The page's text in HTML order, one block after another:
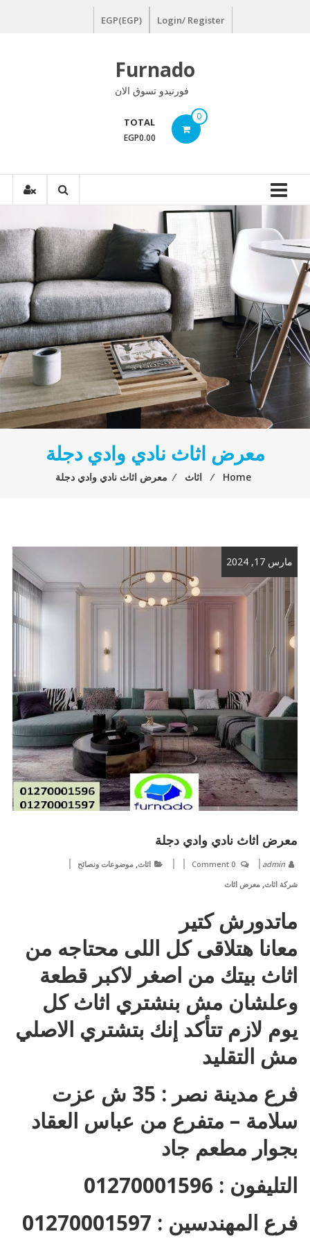
Login/ Register
EGP(EGP)
Furnado
فورنيدو تسوق الان
0
TOTAL
EGP0.00
معرض اثاث نادي وادي دجلة
Home
⁄ اثاث ⁄ معرض اثاث نادي وادي دجلة
مارس 17, 2024
معرض اثاث نادي وادي دجلة
admin
0 Comment اثاث, موضوعات ونصائح
شركة اثاث, معرض اثاث
ماتدورش كتير
معانا هتلاقى كل اللى محتاجه من
اثاث بيتك من اصغر لاكبر قطعة
وعلشان مش بنشتري اثاث كل
يوم لازم تتأكد إنك بتشتري الاصلي
مش التقليد
فرع مدينة نصر : 35 ش عزت
سلامة – متفرع من عباس العقاد
بجوار مطعم جاد
التليفون : 01270001596
فرع المهندسين : 01270001597